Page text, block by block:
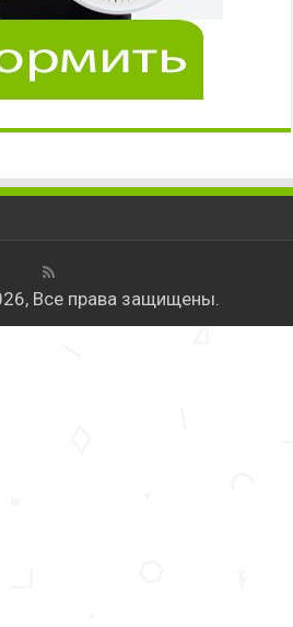
Все права защищены.